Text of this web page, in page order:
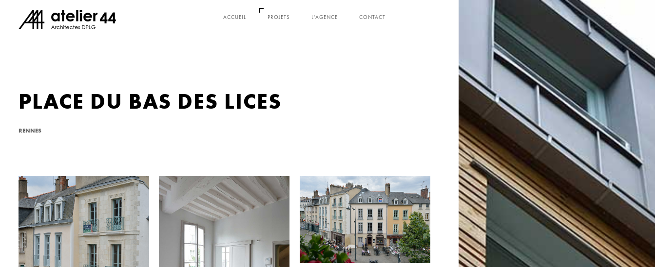
ACCUEIL PROJETS L'AGENCE CONTACT
PLACE DU BAS DES LICES
RENNES